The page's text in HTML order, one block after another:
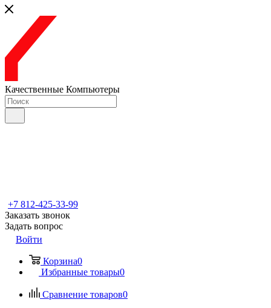
Качественные Компьютеры
+7 812-425-33-99
Заказать звонок
Задать вопрос
Войти
Корзина0
Избранные товары0
Сравнение товаров0